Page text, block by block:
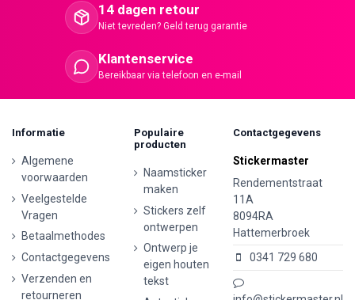
14 dagen retour
Niet tevreden? Geld terug garantie
Klantenservice
Bereikbaar via telefoon en e-mail
Informatie
Algemene
voorwaarden
Veelgestelde
Vragen
Betaalmethodes
Contactgegevens
Verzenden en
retourneren
Populaire
producten
Naamsticker
maken
Stickers zelf
ontwerpen
Ontwerp je
eigen houten
tekst
Contactgegevens
Stickermaster
Rendementstraat
11A
8094RA
Hattemerbroek
0341 729 680